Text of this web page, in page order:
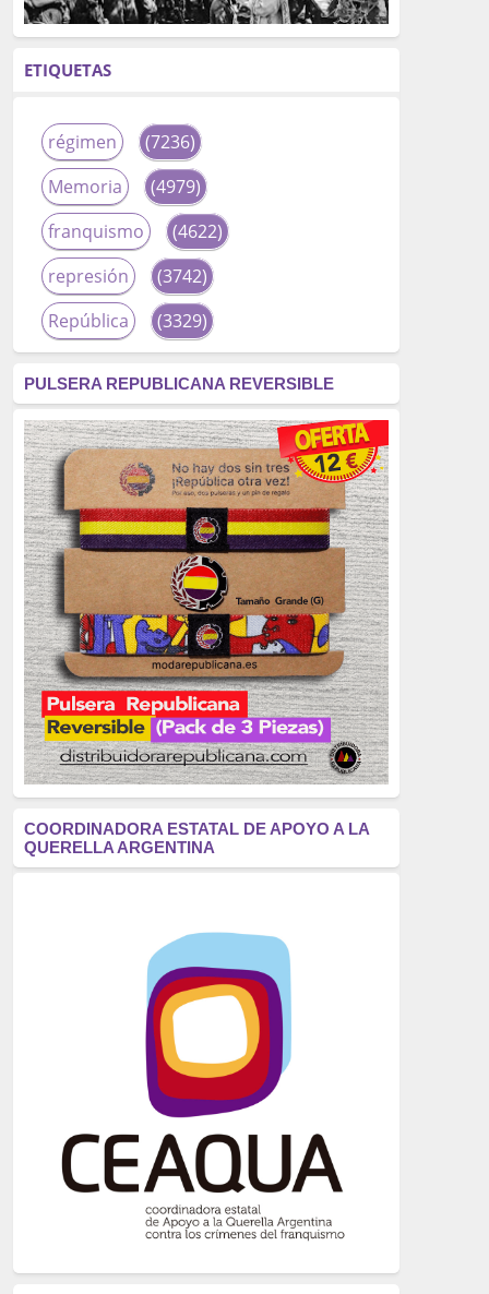
ETIQUETAS
régimen
(7236)
Memoria
(4979)
franquismo
(4622)
represión
(3742)
República
(3329)
fascismo
(2677)
tardofranquismo
(2320)
Actualidad
(2319)
monarquía
(2253)
borbones
(2176)
Cultura
(2163)
Guerra
(1674)
genocidio
(1234)
mujer
(1070)
Eventos
(914)
Crímenes del franquismo
(721)
(699)
(607)
neofranquismo
(567)
Justicia Universal
Derechos Humanos
(522)
Nacionalcatolicismo
(514)
PULSERA REPUBLICANA REVERSIBLE
COORDINADORA ESTATAL DE APOYO A LA
QUERELLA ARGENTINA